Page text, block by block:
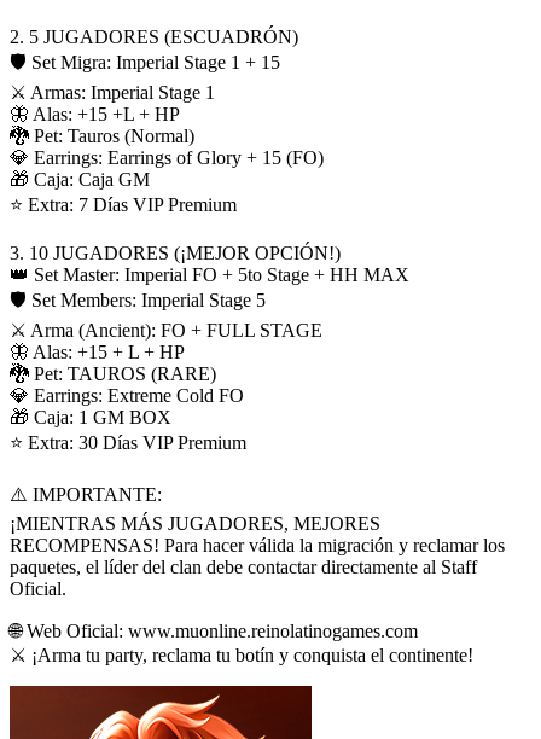
2. 5 JUGADORES (ESCUADRÓN)
🛡️ Set Migra: Imperial Stage 1 + 15
⚔️ Armas: Imperial Stage 1
🦋 Alas: +15 +L + HP
🐉 Pet: Tauros (Normal)
💎 Earrings: Earrings of Glory + 15 (FO)
🎁 Caja: Caja GM
⭐ Extra: 7 Días VIP Premium
3. 10 JUGADORES (¡MEJOR OPCIÓN!)
👑 Set Master: Imperial FO + 5to Stage + HH MAX
🛡️ Set Members: Imperial Stage 5
⚔️ Arma (Ancient): FO + FULL STAGE
🦋 Alas: +15 + L + HP
🐉 Pet: TAUROS (RARE)
💎 Earrings: Extreme Cold FO
🎁 Caja: 1 GM BOX
⭐ Extra: 30 Días VIP Premium
⚠️ IMPORTANTE:
¡MIENTRAS MÁS JUGADORES, MEJORES
RECOMPENSAS! Para hacer válida la migración y reclamar los
paquetes, el líder del clan debe contactar directamente al Staff
Oficial.
🌐 Web Oficial: www.muonline.reinolatinogames.com
⚔️ ¡Arma tu party, reclama tu botín y conquista el continente!